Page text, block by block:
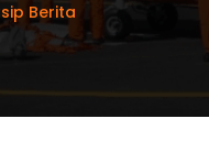
Berita